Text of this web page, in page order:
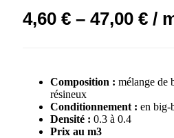
4,60 € – 47,00 € /
Composition : mélange de
résineux
Conditionnement : en big-
Densité : 0.3 à 0.4
Prix au m3